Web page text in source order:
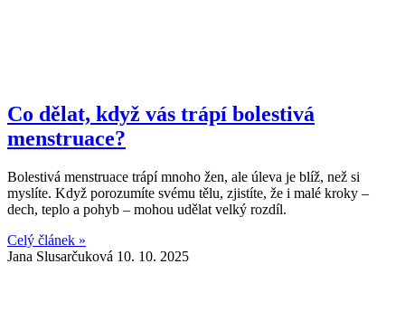
Co dělat, když vás trápí bolestivá
menstruace?
Bolestivá menstruace trápí mnoho žen, ale úleva je blíž, než si
myslíte. Když porozumíte svému tělu, zjistíte, že i malé kroky –
dech, teplo a pohyb – mohou udělat velký rozdíl.
Celý článek »
Jana Slusarčuková 10. 10. 2025